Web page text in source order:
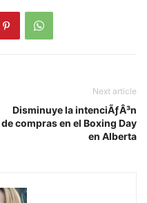
Next article
Disminuye la intenciÃƒÂ³n
de compras en el Boxing Day
en Alberta